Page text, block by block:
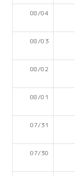
08/04
08/03
08/02
08/01
07/31
07/30